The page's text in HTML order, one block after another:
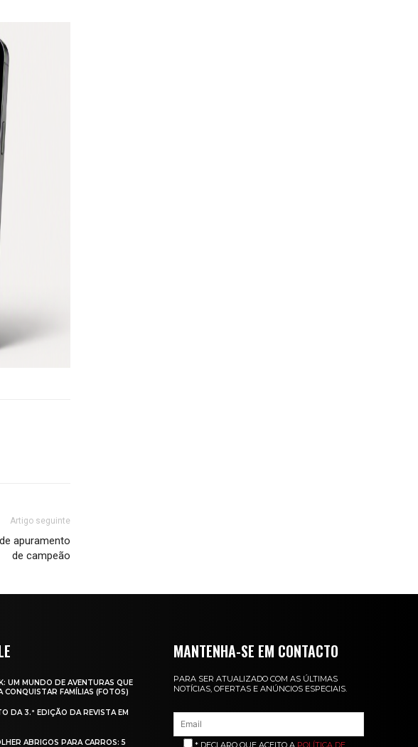
Artigo seguinte
apuramento
de campeão
UM MUNDO DE AVENTURAS QUE
CONQUISTAR FAMÍLIAS (FOTOS)
DA 3.ª EDIÇÃO DA REVISTA EM
ABRIGOS PARA CARROS: 5
MANTENHA-SE EM CONTACTO
PARA SER ATUALIZADO COM AS ÚLTIMAS
NOTÍCIAS, OFERTAS E ANÚNCIOS ESPECIAIS.
* DECLARO QUE ACEITO A POLÍTICA DE